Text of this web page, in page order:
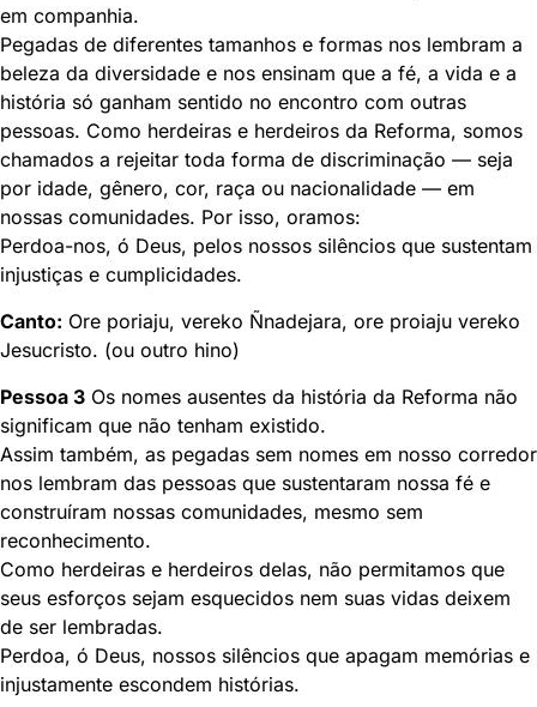
em companhia.
Pegadas de diferentes tamanhos e formas nos lembram a
beleza da diversidade e nos ensinam que a fé, a vida e a
história só ganham sentido no encontro com outras
pessoas. Como herdeiras e herdeiros da Reforma, somos
chamados a rejeitar toda forma de discriminação — seja
por idade, gênero, cor, raça ou nacionalidade — em
nossas comunidades. Por isso, oramos:
Perdoa-nos, ó Deus, pelos nossos silêncios que sustentam
injustiças e cumplicidades.
Canto: Ore poriaju, vereko Ñnadejara, ore proiaju vereko
Jesucristo. (ou outro hino)
Pessoa 3 Os nomes ausentes da história da Reforma não
significam que não tenham existido.
Assim também, as pegadas sem nomes em nosso corredor
nos lembram das pessoas que sustentaram nossa fé e
construíram nossas comunidades, mesmo sem
reconhecimento.
Como herdeiras e herdeiros delas, não permitamos que
seus esforços sejam esquecidos nem suas vidas deixem
de ser lembradas.
Perdoa, ó Deus, nossos silêncios que apagam memórias e
injustamente escondem histórias.